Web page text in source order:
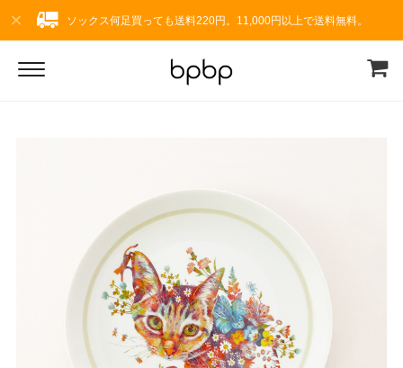
ソックス何足買っても送料220円。11,000円以上で送料無料。